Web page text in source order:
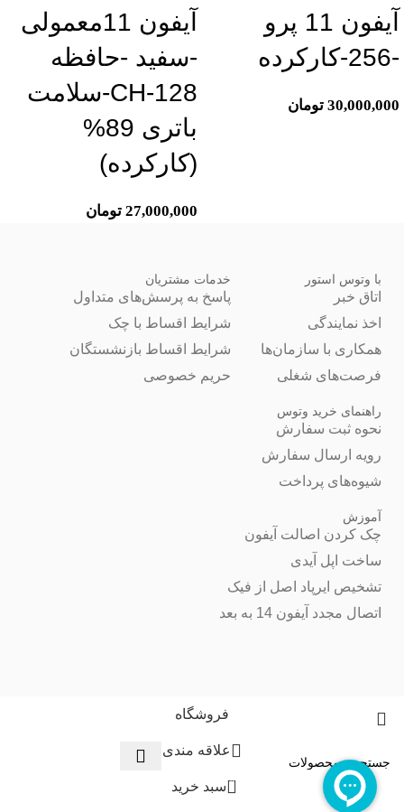
آیفون 11 پرو
-256-کارکرده
30,000,000 تومان
آیفون 11معمولی
-سفید -حافظه
128-CH-سلامت
باتری 89%
(کارکرده)
27,000,000 تومان
با وتوس استور
اتاق خبر
اخذ نمایندگی
همکاری با سازمان‌ها
فرصت‌های شغلی
خدمات مشتریان
پاسخ به پرسش‌های متداول
شرایط اقساط با چک
شرایط اقساط بازنشستگان
حریم خصوصی
راهنمای خرید وتوس
نحوه ثبت سفارش
رویه ارسال سفارش
شیوه‌های پرداخت
آموزش
چک کردن اصالت آیفون
ساخت اپل آیدی
تشخیص ایرپاد اصل از فیک
اتصال مجدد آیفون 14 به بعد
فروشگاه
علاقه مندی
0 سبد خرید